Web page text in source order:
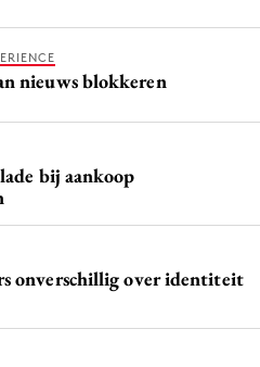
nieuws blokkeren
bij aankoop
onverschillig over identiteit